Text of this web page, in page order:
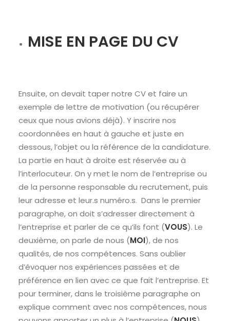
MISE EN PAGE DU CV
Ensuite, on devait taper notre CV et faire un
exemple de lettre de motivation (ou récupérer
ceux que nous avions déjà). Y inscrire nos
coordonnées en haut à gauche et juste en
dessous, l’objet ou la référence de la candidature.
La partie en haut à droite est réservée au à
l’interlocuteur. On y met le nom de l’entreprise ou
de la personne responsable du recrutement, puis
leur adresse et leur.s numéro.s. Dans le premier
paragraphe, on doit s’adresser directement à
l’entreprise et parler de ce qu’ils font (VOUS). Le
deuxième, on parle de nous (MOI), de nos
qualités, de nos compétences. Sans oublier
d’évoquer nos expériences passées et de
préférence en lien avec ce que fait l’entreprise. Et
pour terminer, dans le troisième paragraphe on
explique comment avec nos compétences, nous